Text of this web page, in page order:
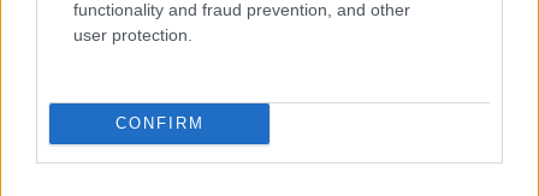
functionality and fraud prevention, and other
user protection.
CONFIRM
maxija, a Köszönet, doktor és az ahhoz
tartozó videoklip már megjelent. A Minden jót
jelenik meg.
Az 1989-ben Debrecenben alakult zenekar